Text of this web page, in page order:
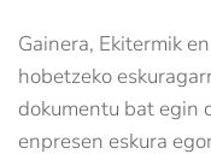
Gainera, Ekitermik
hobetzeko
dokumentu bat egin
enpresen eskura